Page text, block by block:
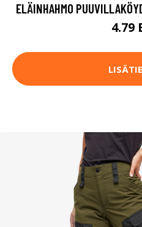
ELÄINHAHMO
4.79